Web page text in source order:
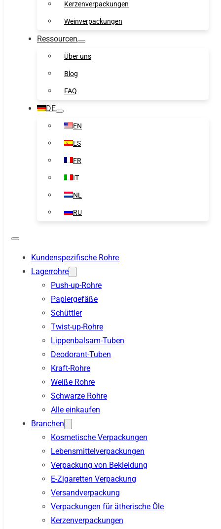
Kerzenverpackungen
Weinverpackungen
Ressourcen
Über uns
Blog
FAQ
DE
EN
ES
FR
IT
NL
RU
Kundenspezifische Rohre
Lagerrohre
Push-up-Rohre
Papiergefäße
Schüttler
Twist-up-Rohre
Lippenbalsam-Tuben
Deodorant-Tuben
Kraft-Rohre
Weiße Rohre
Schwarze Rohre
Alle einkaufen
Branchen
Kosmetische Verpackungen
Lebensmittelverpackungen
Verpackung von Bekleidung
E-Zigaretten Verpackung
Versandverpackung
Verpackungen für ätherische Öle
Kerzenverpackungen